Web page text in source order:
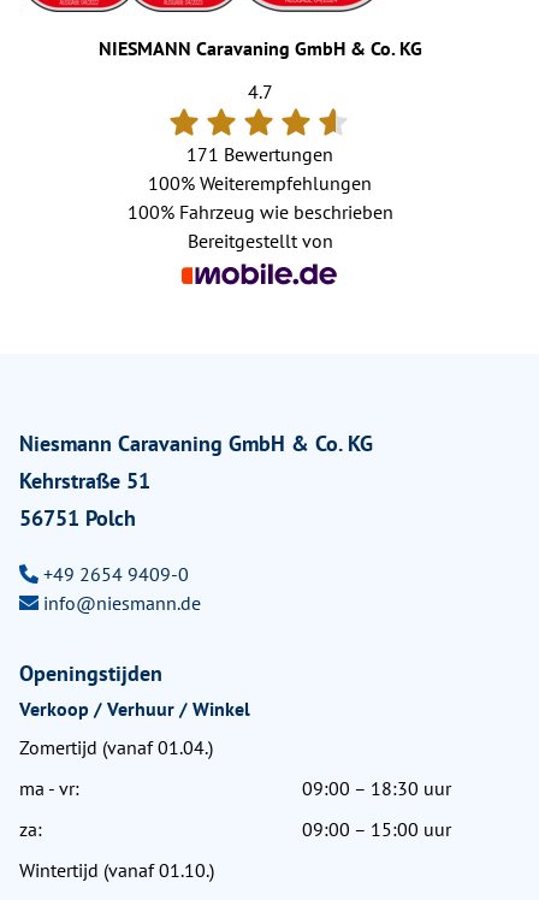
NIESMANN Caravaning GmbH & Co. KG
4.7
171 Bewertungen
100% Weiterempfehlungen
100%Fahrzeug wie beschrieben
Bereitgestellt von
Niesmann Caravaning GmbH & Co. KG
Kehrstraße 51
56751 Polch
+49 2654 9409-0
info@niesmann.de
Openingstijden
Verkoop / Verhuur / Winkel
Zomertijd (vanaf 01.04.)
ma - vr:
09:00 – 18:30 uur
za:
09:00 – 15:00 uur
Wintertijd (vanaf 01.10.)